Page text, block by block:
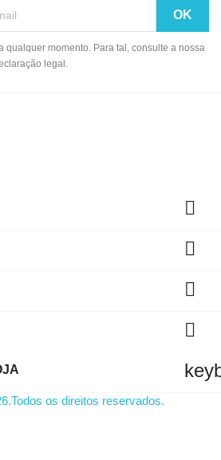
qualquer momento. Para tal, consulte a nossa
legal.




os direitos reservados.